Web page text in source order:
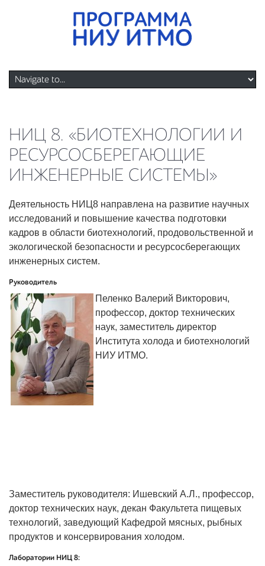
НИЦ 8. «БИОТЕХНОЛОГИИ И
РЕСУРСОСБЕРЕГАЮЩИЕ
ИНЖЕНЕРНЫЕ СИСТЕМЫ»
Деятельность НИЦ8 направлена на развитие научных
исследований и повышение качества подготовки
кадров в области биотехнологий, продовольственной и
экологической безопасности и ресурсосберегающих
инженерных систем.
Руководитель
Пеленко Валерий Викторович,
профессор, доктор технических
наук, заместитель директор
Института холода и биотехнологий
НИУ ИТМО.
Заместитель руководителя: Ишевский А.Л., профессор,
доктор технических наук, декан Факультета пищевых
технологий, заведующий Кафедрой мясных, рыбных
продуктов и консервирования холодом.
Лаборатории НИЦ 8: